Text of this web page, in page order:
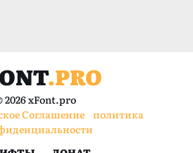
.PRO
2026 xFont.pro
Соглашение
политика